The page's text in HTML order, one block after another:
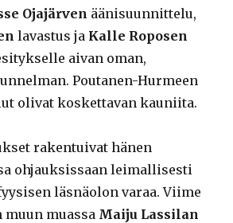
Ojajärven äänisuunnittelu,
lavastus ja Kalle Roposen
aivan oman,
Poutanen-Hurmeen
olivat koskettavan kauniita.
rakentuivat hänen
ohjauksissaan leimallisesti
läsnäolon varaa. Viime
muun muassa Maiju Lassilan